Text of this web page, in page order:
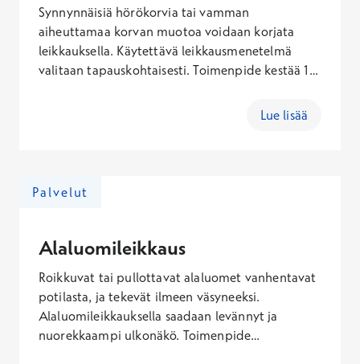
Synnynnäisiä hörökorvia tai vamman
aiheuttamaa korvan muotoa voidaan korjata
leikkauksella. Käytettävä leikkausmenetelmä
valitaan tapauskohtaisesti. Toimenpide kestää 1-2
Lue lisää
Palvelut
Alaluomileikkaus
Roikkuvat tai pullottavat alaluomet vanhentavat
potilasta, ja tekevät ilmeen väsyneeksi.
Alaluomileikkauksella saadaan levännyt ja
nuorekkaampi ulkonäkö. Toimenpide